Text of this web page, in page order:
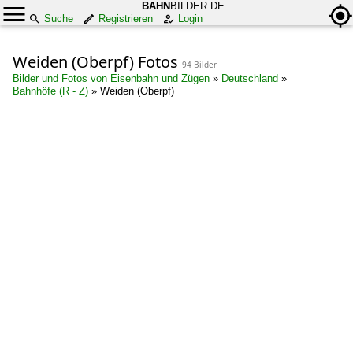
BAHN BILDER.DE
Suche
Registrieren Login
Weiden (Oberpf) Fotos 94 Bilder
Bilder und Fotos von Eisenbahn und Zügen » Deutschland »
Bahnhöfe (R - Z) » Weiden (Oberpf)